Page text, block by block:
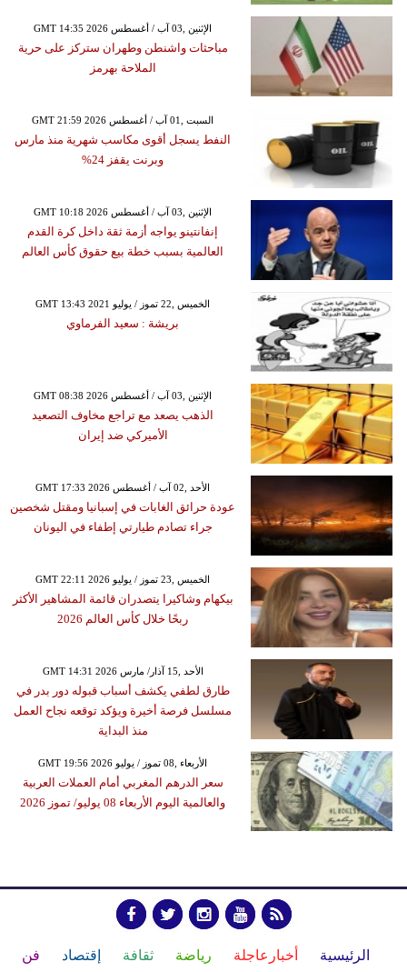
GMT 14:35 2026 الإثنين ,03 آب / أغسطس
مباحثات واشنطن وطهران ستركز على حرية
الملاحة بهرمز
GMT 21:59 2026 السبت ,01 آب / أغسطس
النفط يسجل أقوى مكاسب شهرية منذ مارس
وبرنت يقفز 24%
GMT 10:18 2026 الإثنين ,03 آب / أغسطس
إنفانتينو يواجه أزمة ثقة داخل كرة القدم
العالمية بسبب خطة بيع حقوق كأس العالم
GMT 13:43 2021 الخميس ,22 تموز / يوليو
بريشة : سعيد الفرماوي
GMT 08:38 2026 الإثنين ,03 آب / أغسطس
الذهب يصعد مع تراجع مخاوف التصعيد
الأميركي ضد إيران
GMT 17:33 2026 الأحد ,02 آب / أغسطس
عودة حرائق الغابات في إسبانيا ومقتل شخصين
جراء تصادم طيارتي إطفاء في اليونان
GMT 22:11 2026 الخميس ,23 تموز / يوليو
بيكهام وشاكيرا يتصدران قائمة المشاهير الأكثر
ربحًا خلال كأس العالم 2026
GMT 14:31 2026 الأحد ,15 آذار/ مارس
طارق لطفي يكشف أسباب قبوله دور بدر في
مسلسل فرصة أخيرة ويؤكد توقعه نجاح العمل
منذ البداية
GMT 19:56 2026 الأربعاء ,08 تموز / يوليو
سعر الدرهم المغربي أمام العملات العربية
والعالمية اليوم الأربعاء 08 يوليو/ تموز 2026
الرئيسية أخبارعاجلة رياضة ثقافة إقتصاد فن